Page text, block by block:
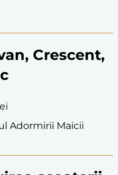
Crescent,
Adormirii Maicii